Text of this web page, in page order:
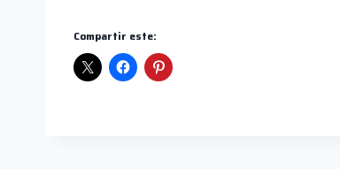
Compartir este: